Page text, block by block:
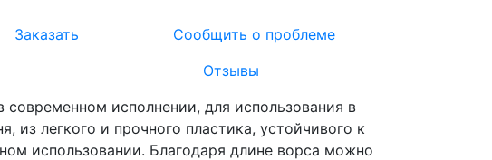
Заказать
Сообщить о проблеме
Отзывы
исполнении, для использования в
легкого и прочного пластика, устойчивого к
использовании. Благодаря длине ворса можно